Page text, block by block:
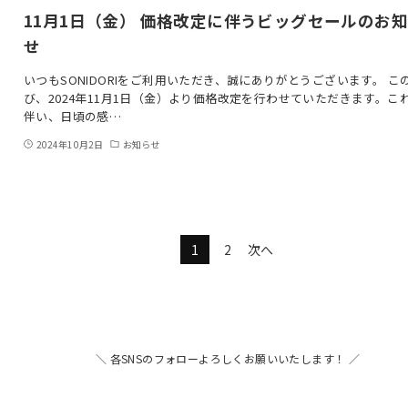
11月1日（金） 価格改定に伴うビッグセールのお
せ
いつもSONIDORIをご利用いただき、誠にありがとうございます。 こ
び、2024年11月1日（金）より価格改定を行わせていただきます。こ
伴い、日頃の感…
2024年10月2日 お知らせ
1 2 次へ
＼ 各SNSのフォローよろしくお願いいたします！ ／